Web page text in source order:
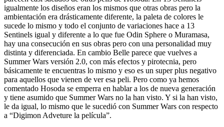
igualmente los diseños eran los mismos que otras obras pero la
ambientación era drásticamente diferente, la paleta de colores le
sucede lo mismo y todo el conjunto de variaciones hace a 13
Sentinels igual y diferente a lo que fue Odin Sphere o Muramasa,
hay una consecución en sus obras pero con una personalidad muy
distinta y diferenciada. En cambio Belle parece que vuelves a
Summer Wars versión 2.0, con más efectos y pirotecnia, pero
básicamente te encuentras lo mismo y eso es un super plus negativo
para aquellos que vienen de ver esa peli. Pero como ya hemos
comentado Hosoda se emperra en hablar a los de nueva generación
y tiene asumido que Summer Wars no la han visto. Y si la han visto,
le da igual, lo mismo que le sucedió con Summer Wars con respecto
a “Digimon Adveture la película”.